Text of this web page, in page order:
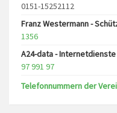
0151-15252112
Franz Westermann -
1356
A24-data - Internetdienste
97 991 97
Telefonnummern der